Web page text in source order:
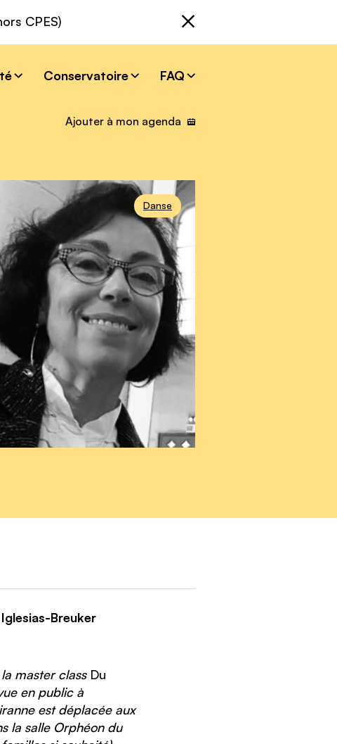
CPES)
Fermer
Conservatoire FAQ
Danse
Ajouter à mon agenda
Breuker
master class Du
en public à
est déplacée aux
la salle Orphéon du